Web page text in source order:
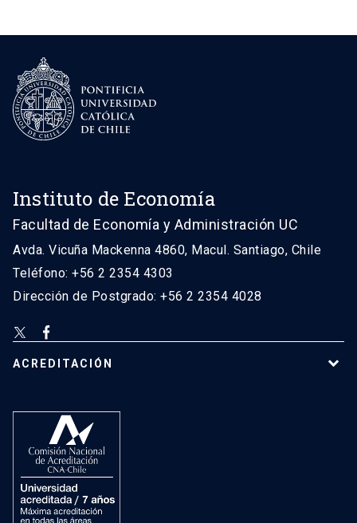
Instituto de Economía
Facultad de Economía y Administración UC
Avda. Vicuña Mackenna 4860, Macul. Santiago, Chile
Teléfono: +56 2 2354 4303
Dirección de Postgrado: +56 2 2354 4028
ACREDITACIÓN